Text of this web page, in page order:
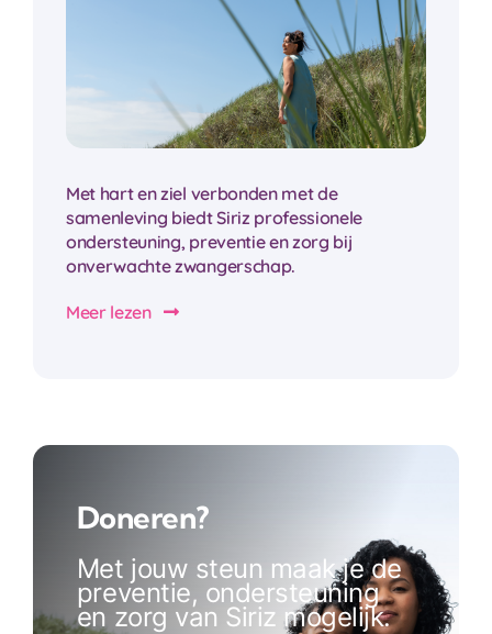
Met hart en ziel verbonden met de
samenleving biedt Siriz professionele
ondersteuning, preventie en zorg bij
onverwachte zwangerschap.
Meer lezen
Doneren?
Met jouw steun maak je de
preventie, ondersteuning
en zorg van Siriz mogelijk.